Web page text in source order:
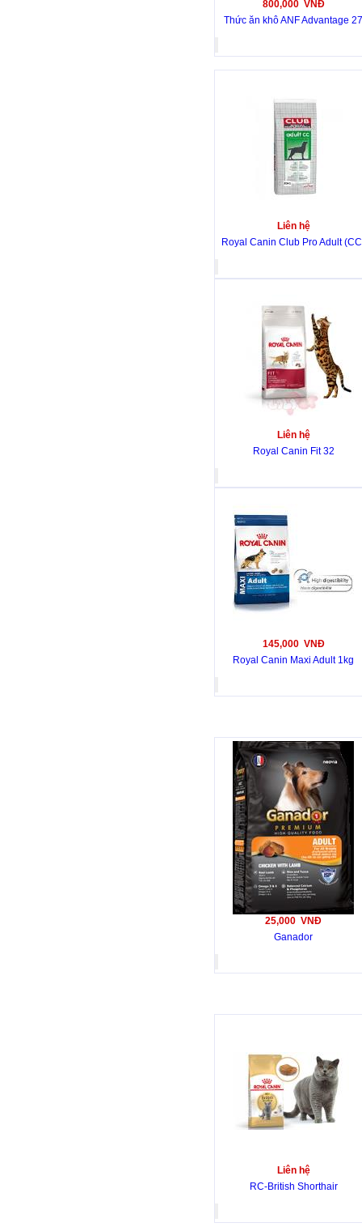
800,000 VNĐ
Thức ăn khô ANF Advantage 27
Liên hệ
Royal Canin Club Pro Adult
Liên hệ
Royal Canin Fit 32
145,000 VNĐ
Royal Canin Maxi Adult 1kg
25,000 VNĐ
Ganador
Liên hệ
RC-British Shorthair